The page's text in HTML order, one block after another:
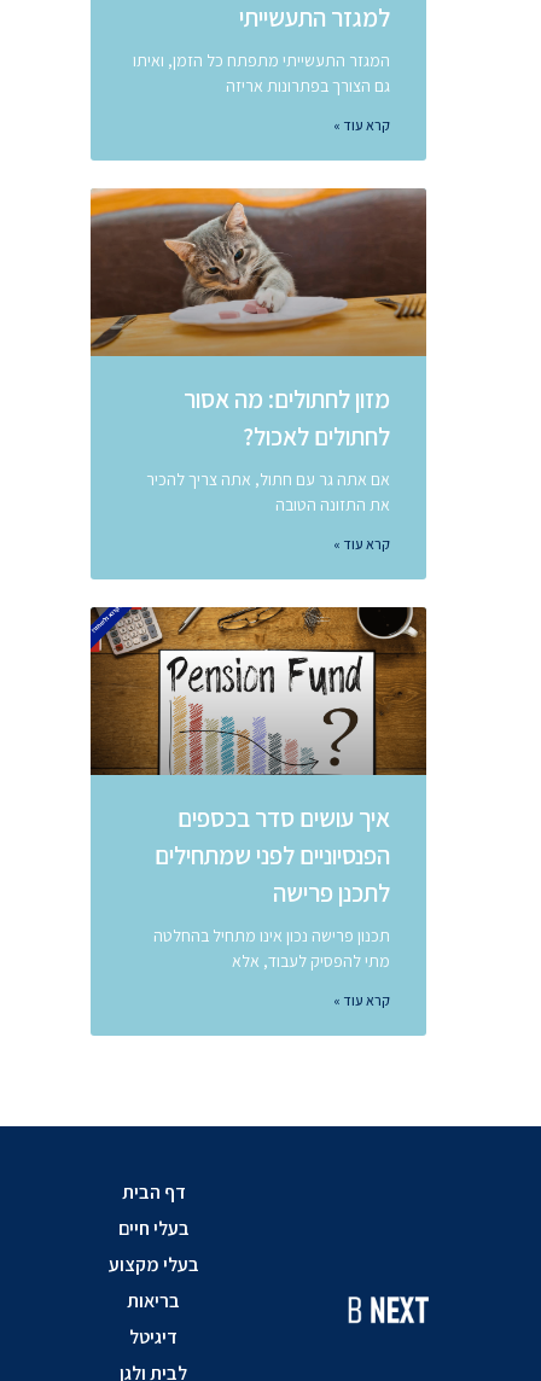
למגזר התעשייתי
המגזר התעשייתי מתפתח כל הזמן, ואיתו
גם הצורך בפתרונות אריזה
קרא עוד »
מזון לחתולים: מה אסור
לחתולים לאכול?
אם אתה גר עם חתול, אתה צריך להכיר
את התזונה הטובה
קרא עוד »
איך עושים סדר בכספים
הפנסיוניים לפני שמתחילים
לתכנן פרישה
תכנון פרישה נכון אינו מתחיל בהחלטה
מתי להפסיק לעבוד, אלא
קרא עוד »
דף הבית
בעלי חיים
בעלי מקצוע
בריאות
דיגיטל
לבית ולגן